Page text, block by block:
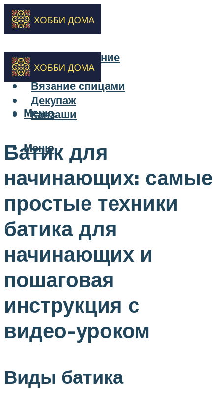
Бисероплетение
Вышивка
Вязание спицами
Декупаж
Канзаши
Меню
Меню
Батик для
начинающих: самые
простые техники
батика для
начинающих и
пошаговая
инструкция с
видео-уроком
Виды батика